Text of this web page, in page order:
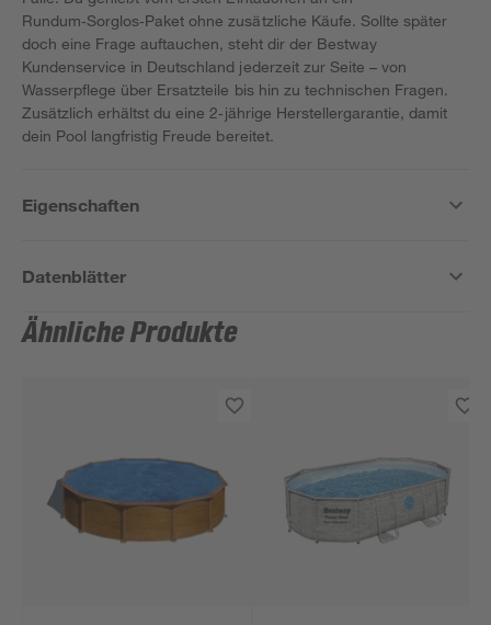
Rundum‑Sorglos‑Paket ohne zusätzliche Käufe. Sollte später
doch eine Frage auftauchen, steht dir der Bestway
Kundenservice in Deutschland jederzeit zur Seite – von
Wasserpflege über Ersatzteile bis hin zu technischen Fragen.
Zusätzlich erhältst du eine 2‑jährige Herstellergarantie, damit
dein Pool langfristig Freude bereitet.
Eigenschaften
Datenblätter
Ähnliche Produkte